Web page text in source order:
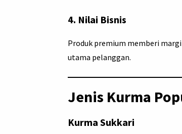
4. Nilai Bisnis
Produk premium memberi
utama pelanggan.
Jenis Kurma
Kurma Sukkari